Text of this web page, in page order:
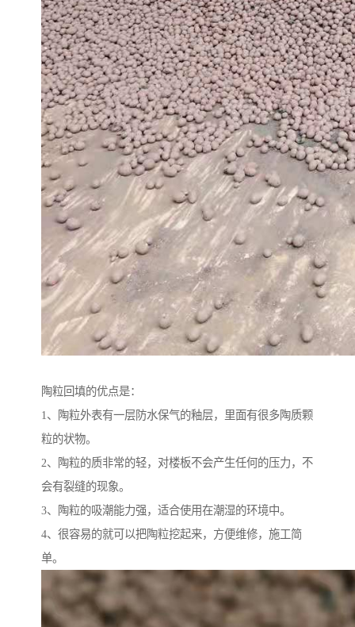
陶粒回填的优点是：
1、陶粒外表有一层防水保气的釉层，里面有很多陶质颗
粒的状物。
2、陶粒的质非常的轻，对楼板不会产生任何的压力，不
会有裂缝的现象。
3、陶粒的吸潮能力强，适合使用在潮湿的环境中。
4、很容易的就可以把陶粒挖起来，方便维修，施工简
单。